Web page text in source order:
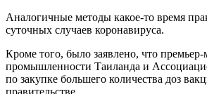
Аналогичные методы какое-то время
суточных случаев коронавируса.
Кроме того, было заявлено, что
промышленности Таиланда и
по закупке большего количества доз
правительстве.